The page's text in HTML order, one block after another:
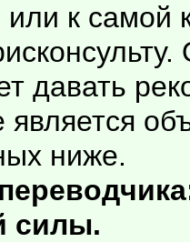
к самой
давать
является
ниже.
силы.